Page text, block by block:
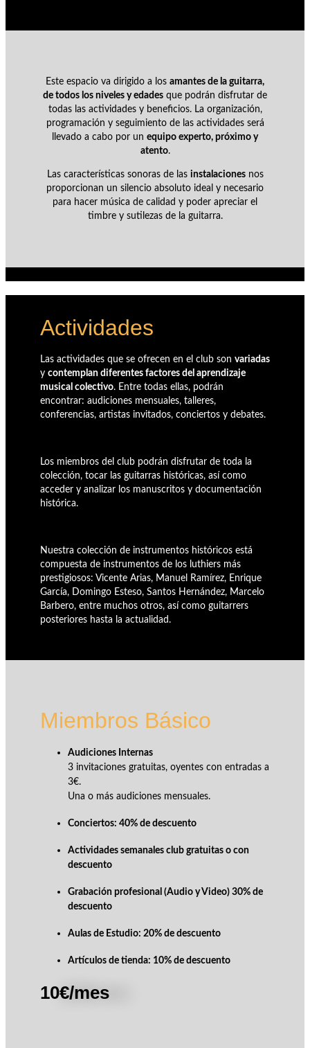
Este espacio va dirigido a los amantes de la guitarra,
de todos los niveles y edades que podrán disfrutar de
todas las actividades y beneficios. La organización,
programación y seguimiento de las actividades será
llevado a cabo por un equipo experto, próximo y
atento.
Las características sonoras de las instalacionesnos
proporcionan un silencio absoluto ideal y necesario
para hacer música de calidad y poder apreciar el
timbre y sutilezas de la guitarra.
Actividades
Las actividades que se ofrecen en el club son variadas
y contemplan diferentes factores del aprendizaje
musical colectivo. Entre todas ellas, podrán
encontrar: audiciones mensuales, talleres,
conferencias, artistas invitados, conciertos y debates.
Los miembros del club podrán disfrutar de toda la
colección, tocar las guitarras históricas, así como
acceder y analizar los manuscritos y documentación
histórica.
Nuestra colección de instrumentos históricos está
compuesta de instrumentos de los luthiers más
prestigiosos: Vicente Arias, Manuel Ramírez, Enrique
García, Domingo Esteso, Santos Hernández, Marcelo
Barbero, entre muchos otros, así como guitarrers
posteriores hasta la actualidad.
Miembros Básico
Audiciones Internas
3 invitaciones gratuitas, oyentes con entradas a
3€.
Una o más audiciones mensuales.
Conciertos: 40% de descuento
Actividades semanales club gratuitas o con
descuento
Grabación profesional (Audio y Video) 30% de
descuento
Aulas de Estudio: 20% de descuento
Artículos de tienda: 10% de descuento
10€/mes